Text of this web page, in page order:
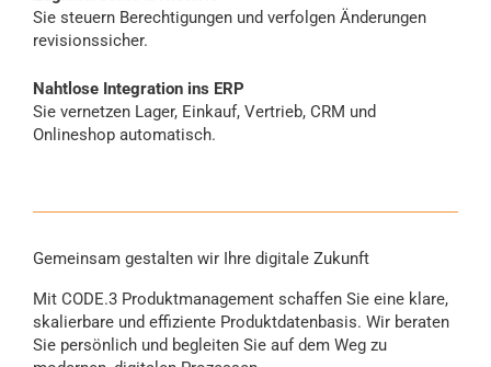
Sie steuern Berechtigungen und verfolgen Änderungen
revisionssicher.
Nahtlose Integration ins ERP
Sie vernetzen Lager, Einkauf, Vertrieb, CRM und
Onlineshop automatisch.
Gemeinsam gestalten wir Ihre digitale Zukunft
Mit CODE.3 Produktmanagement schaffen Sie eine klare,
skalierbare und effiziente Produktdatenbasis. Wir beraten
Sie persönlich und begleiten Sie auf dem Weg zu